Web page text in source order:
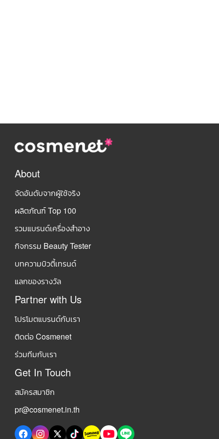
About
จัดอันดับจากผู้ใช้จริง
ผลิตภัณฑ์ Top 100
รวมแบรนด์เครื่องสำอาง
กิจกรรม Beauty Tester
บทความบิวตี้เทรนด์
แลกของรางวัล
Partner with Us
โปรโมตแบรนด์กับเรา
ติดต่อ Cosmenet
ร่วมทีมกับเรา
Get In Touch
สมัครสมาชิก
pr@cosmenet.in.th